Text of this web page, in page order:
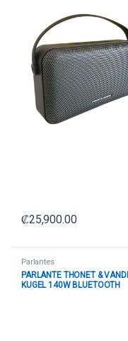
₡25,900.00
Parlantes
PARLANTE THONET &
KUGEL 140W BLUETOOTH